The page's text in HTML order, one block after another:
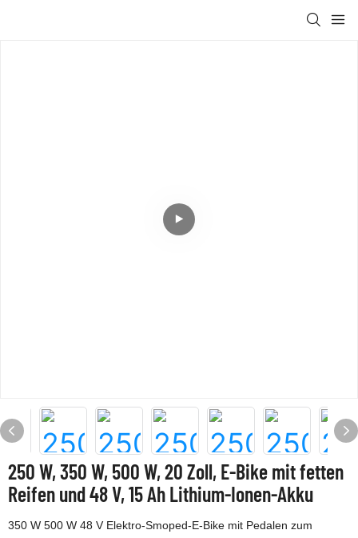
250 W, 350 W, 500 W, 20 Zoll, E-Bike mit fetten
Reifen und 48 V, 15 Ah Lithium-Ionen-Akku
350 W 500 W 48 V Elektro-Smoped-E-Bike mit Pedalen zum